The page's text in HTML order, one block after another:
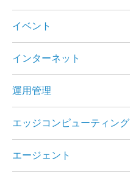
イベント
インターネット
運用管理
エッジコンピューティング
エージェント